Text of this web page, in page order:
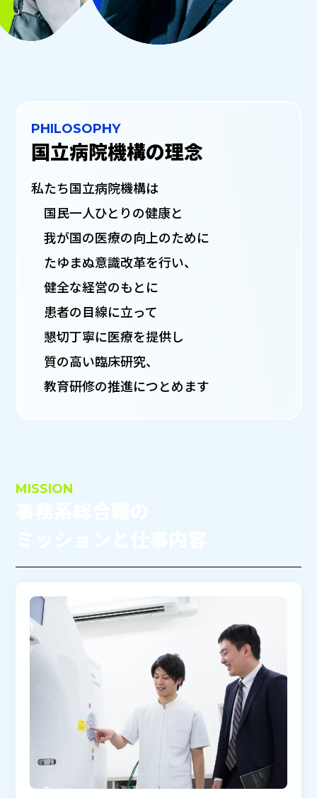
PHILOSOPHY
国立病院機構の理念
私たち国立病院機構は
国民一人ひとりの健康と
我が国の医療の向上のために
たゆまぬ意識改革を行い、
健全な経営のもとに
患者の目線に立って
懇切丁寧に医療を提供し
質の高い臨床研究、
教育研修の推進につとめます
MISSION